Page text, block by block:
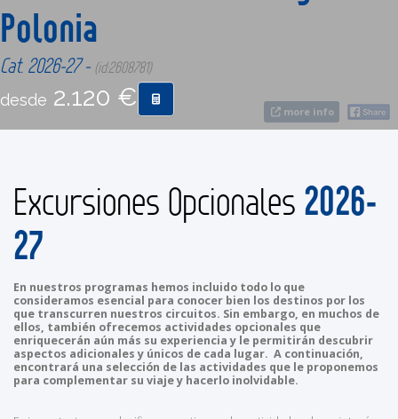
more info
Polonia
Cat. 2026-27 - (id:2608781)
desde 2.120 €
Excursiones Opcionales 2026-
27
En nuestros programas hemos incluido todo lo que
consideramos esencial para conocer bien los destinos por los
que transcurren nuestros circuitos. Sin embargo, en muchos de
ellos, también ofrecemos actividades opcionales que
enriquecerán aún más su experiencia y le permitirán descubrir
aspectos adicionales y únicos de cada lugar. A continuación,
encontrará una selección de las actividades que le proponemos
para complementar su viaje y hacerlo inolvidable.